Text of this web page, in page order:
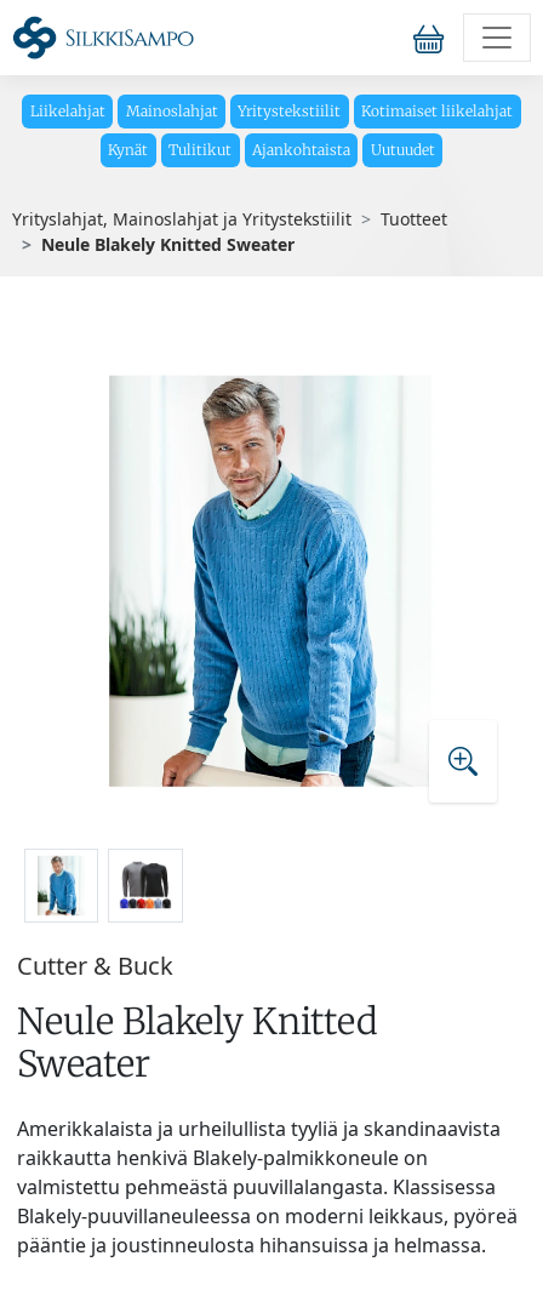
Liikelahjat Mainoslahjat Yritystekstiilit Kotimaiset liikelahjat
Kynät Tulitikut Ajankohtaista Uutuudet
Yrityslahjat, Mainoslahjat ja Yritystekstiilit
Tuotteet
Neule Blakely Knitted Sweater
Cutter & Buck
Neule Blakely Knitted
Sweater
Amerikkalaista ja urheilullista tyyliä ja skandinaavista
raikkautta henkivä Blakely-palmikkoneule on
valmistettu pehmeästä puuvillalangasta. Klassisessa
Blakely-puuvillaneuleessa on moderni leikkaus, pyöreä
pääntie ja joustinneulosta hihansuissa ja helmassa.